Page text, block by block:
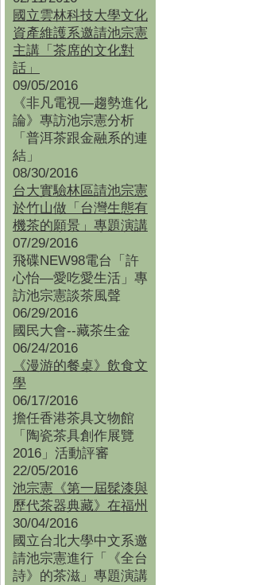
國立雲林科技大學文化
資產維護系邀請池宗憲
主講「茶席的文化對
話」
09/05/2016
《非凡電視—趨勢進化
論》專訪池宗憲分析
「普洱茶跟金融系的連
結」
08/30/2016
台大實驗林區請池宗憲
於竹山做「台灣生態有
機茶的願景」專題演講
07/29/2016
飛碟NEW98電台「許
心怡—愛吃愛生活」專
訪池宗憲談茶風聲
06/29/2016
國民大會--藏茶生金
06/24/2016
《漫游的餐桌》飲食文
學
06/17/2016
擔任香港茶具文物館
「陶瓷茶具創作展覽
2016」活動評審
22/05/2016
池宗憲《第一屆髹漆與
歷代茶器典藏》在福州
30/04/2016
國立台北大學中文系邀
請池宗憲進行「《全台
詩》的茶滋」專題演講